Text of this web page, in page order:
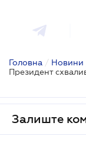
Головна / Новини
Президент
Залиште